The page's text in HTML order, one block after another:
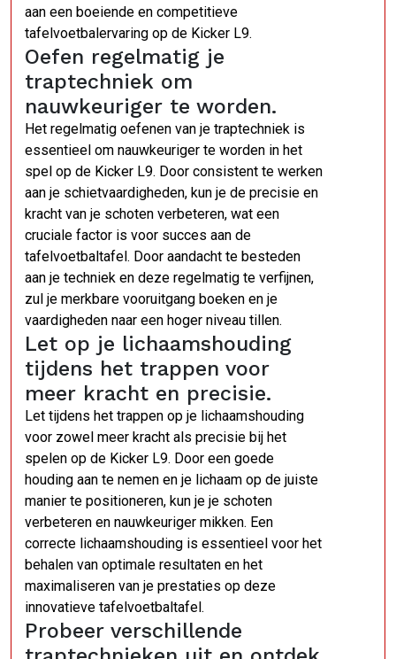
aan een boeiende en competitieve
tafelvoetbalervaring op de Kicker L9.
Oefen regelmatig je
traptechniek om
nauwkeuriger te worden.
Het regelmatig oefenen van je traptechniek is
essentieel om nauwkeuriger te worden in het
spel op de Kicker L9. Door consistent te werken
aan je schietvaardigheden, kun je de precisie en
kracht van je schoten verbeteren, wat een
cruciale factor is voor succes aan de
tafelvoetbaltafel. Door aandacht te besteden
aan je techniek en deze regelmatig te verfijnen,
zul je merkbare vooruitgang boeken en je
vaardigheden naar een hoger niveau tillen.
Let op je lichaamshouding
tijdens het trappen voor
meer kracht en precisie.
Let tijdens het trappen op je lichaamshouding
voor zowel meer kracht als precisie bij het
spelen op de Kicker L9. Door een goede
houding aan te nemen en je lichaam op de juiste
manier te positioneren, kun je je schoten
verbeteren en nauwkeuriger mikken. Een
correcte lichaamshouding is essentieel voor het
behalen van optimale resultaten en het
maximaliseren van je prestaties op deze
innovatieve tafelvoetbaltafel.
Probeer verschillende